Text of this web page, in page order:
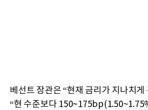
베선트 장관은 “현재 금리가 지나치게
“현 수준보다